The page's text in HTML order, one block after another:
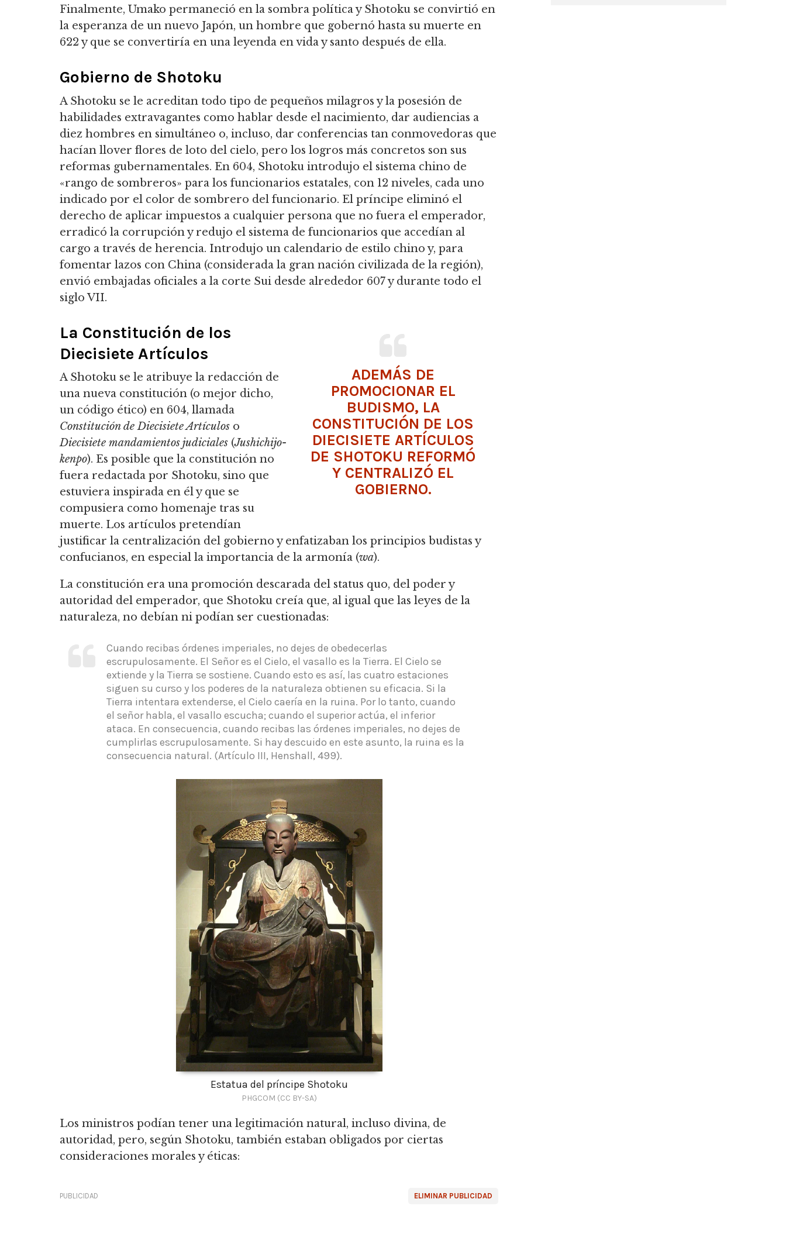
Finalmente, Umako permaneció en la sombra política y Shotoku se convirtió en
la esperanza de un nuevo Japón, un hombre que gobernó hasta su muerte en
622 y que se convertiría en una leyenda en vida y santo después de ella.
Gobierno de Shotoku
A Shotoku se le acreditan todo tipo de pequeños milagros y la posesión de
habilidades extravagantes como hablar desde el nacimiento, dar audiencias a
diez hombres en simultáneo o, incluso, dar conferencias tan conmovedoras que
hacían llover flores de loto del cielo, pero los logros más concretos son sus
reformas gubernamentales. En 604, Shotoku introdujo el sistema chino de
«rango de sombreros» para los funcionarios estatales, con 12 niveles, cada uno
indicado por el color de sombrero del funcionario. El príncipe eliminó el
derecho de aplicar impuestos a cualquier persona que no fuera el emperador,
erradicó la corrupción y redujo el sistema de funcionarios que accedían al
cargo a través de herencia. Introdujo un calendario de estilo chino y, para
fomentar lazos con China (considerada la gran nación civilizada de la región),
envió embajadas oficiales a la corte Sui desde alrededor 607 y durante todo el
siglo VII.
ADEMÁS DE
PROMOCIONAR EL
BUDISMO, LA
CONSTITUCIÓN DE LOS
DIECISIETE ARTÍCULOS
DE SHOTOKU REFORMÓ
Y CENTRALIZÓ EL
GOBIERNO.
La Constitución de los
Diecisiete Artículos
A Shotoku se le atribuye la redacción de
una nueva constitución (o mejor dicho,
un código ético) en 604, llamada
Constitución de Diecisiete Artículos o
Diecisiete mandamientos judiciales (Jushichijo-
kenpo). Es posible que la constitución no
fuera redactada por Shotoku, sino que
estuviera inspirada en él y que se
compusiera como homenaje tras su
muerte. Los artículos pretendían
justificar la centralización del gobierno y enfatizaban los principios budistas y
confucianos, en especial la importancia de la armonía (wa).
La constitución era una promoción descarada del status quo, del poder y
autoridad del emperador, que Shotoku creía que, al igual que las leyes de la
naturaleza, no debían ni podían ser cuestionadas:
Cuando recibas órdenes imperiales, no dejes de obedecerlas
escrupulosamente. El Señor es el Cielo, el vasallo es la Tierra. El Cielo se
extiende y la Tierra se sostiene. Cuando esto es así, las cuatro estaciones
siguen su curso y los poderes de la naturaleza obtienen su eficacia. Si la
Tierra intentara extenderse, el Cielo caería en la ruina. Por lo tanto, cuando
el señor habla, el vasallo escucha; cuando el superior actúa, el inferior
ataca. En consecuencia, cuando recibas las órdenes imperiales, no dejes de
cumplirlas escrupulosamente. Si hay descuido en este asunto, la ruina es la
consecuencia natural. (Artículo III, Henshall, 499).
Estatua del príncipe Shotoku
PHGCOM (CC BY-SA)
Los ministros podían tener una legitimación natural, incluso divina, de
autoridad, pero, según Shotoku, también estaban obligados por ciertas
consideraciones morales y éticas:
ELIMINAR PUBLICIDAD
PUBLICIDAD